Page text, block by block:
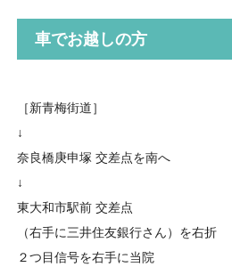
車でお越しの方
［新青梅街道］
↓
奈良橋庚申塚 交差点を南へ
↓
東大和市駅前 交差点
（右手に三井住友銀行さん）を右折
２つ目信号を右手に当院